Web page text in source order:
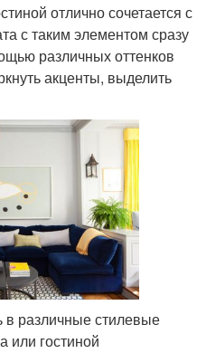
отлично сочетается с
с таким элементом сразу
различных оттенков
акценты, выделить
различные стилевые
или гостиной